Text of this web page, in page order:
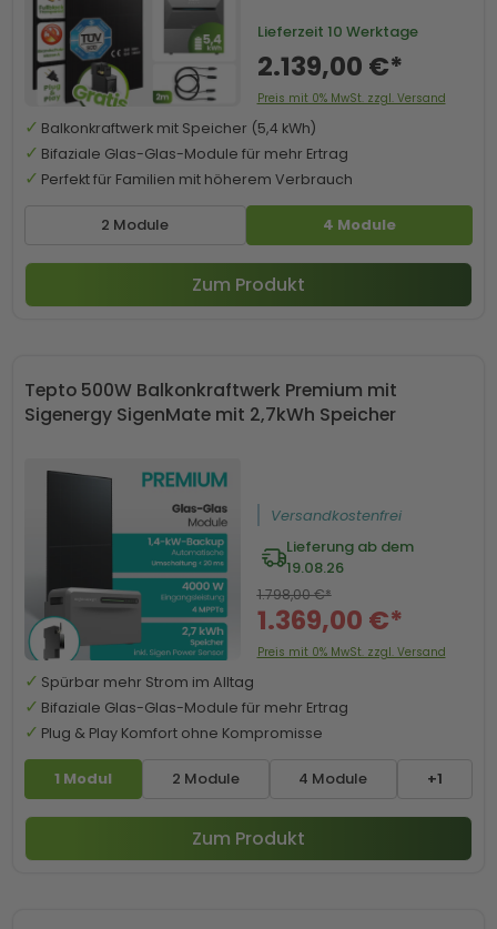
2 Module 4 Module
Lieferzeit 10 Werktage
2.139,00 €*
Preis mit 0% MwSt. zzgl. Versand
Balkonkraftwerk mit Speicher (5,4 kWh)
Bifaziale Glas-Glas-Module für mehr Ertrag
Perfekt für Familien mit höherem Verbrauch
Zum Produkt
Tepto 500W Balkonkraftwerk Premium mit
Sigenergy SigenMate mit 2,7kWh Speicher
1 Modul 2 Module 4 Module +1
Versandkostenfrei
Lieferung ab dem
19.08.26
1.369,00 €*
1.798,00 €*
Preis mit 0% MwSt. zzgl. Versand
Spürbar mehr Strom im Alltag
Bifaziale Glas-Glas-Module für mehr Ertrag
Plug & Play Komfort ohne Kompromisse
Zum Produkt